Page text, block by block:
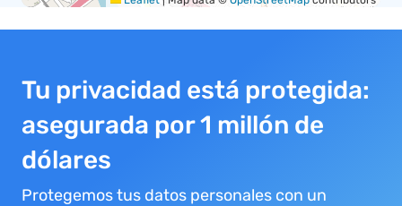
Tu privacidad está protegida:
asegurada por 1 millón de
dólares
Protegemos tus datos personales con un